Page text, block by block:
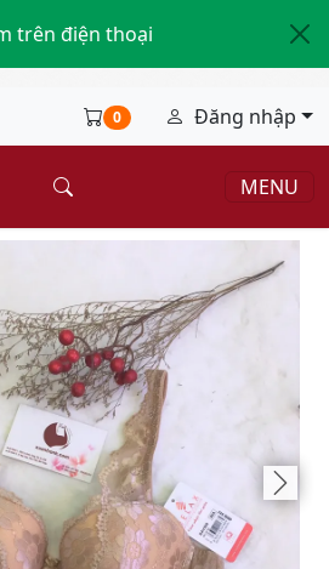
trên điện thoại
0 Đăng nhập
MENU